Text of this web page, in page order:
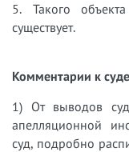
5. Такого
существует.
Комментарии к
1) От выводов
апелляционной
суд, подробно